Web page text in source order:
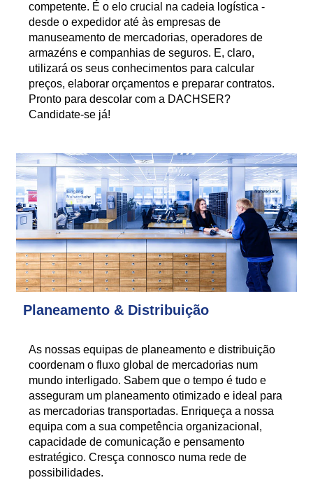
competente. É o elo crucial na cadeia logística -
desde o expedidor até às empresas de
manuseamento de mercadorias, operadores de
armazéns e companhias de seguros. E, claro,
utilizará os seus conhecimentos para calcular
preços, elaborar orçamentos e preparar contratos.
Pronto para descolar com a DACHSER?
Candidate-se já!
Planeamento & Distribuição
As nossas equipas de planeamento e distribuição
coordenam o fluxo global de mercadorias num
mundo interligado. Sabem que o tempo é tudo e
asseguram um planeamento otimizado e ideal para
as mercadorias transportadas. Enriqueça a nossa
equipa com a sua competência organizacional,
capacidade de comunicação e pensamento
estratégico. Cresça connosco numa rede de
possibilidades.